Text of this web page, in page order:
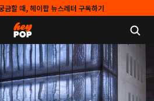
금할 때, 헤이팝 뉴스레터 구독하기